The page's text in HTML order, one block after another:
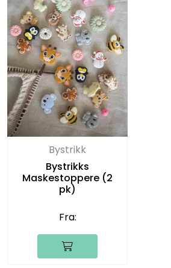
Bystrikk
Bystrikks
Maskestoppere (2
pk)
Fra: